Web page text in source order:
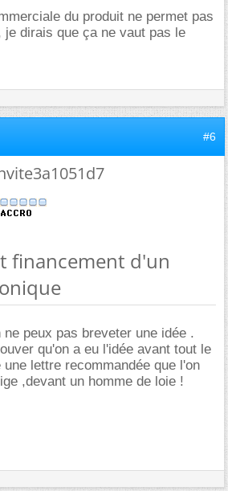
du produit ne permet pas
je dirais que ça ne vaut pas le
#6
financement d'un
peux pas breveter une idée .
qu'on a eu l'idée avant tout le
une lettre recommandée que l'on
,devant un homme de loie !